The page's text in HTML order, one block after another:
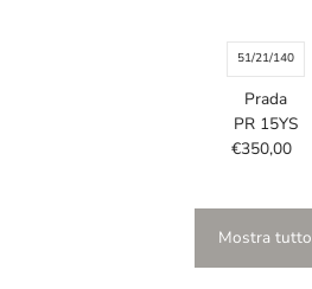
51/21/140
Prada
PR 15YS
Prezzo
€350,00
Mostra tutto